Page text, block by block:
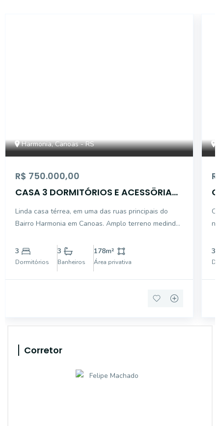
Harmonia, Canoas - RS
R$ 750.000,00
CASA 3 DORMITÓRIOS E ACESSÖRIA
Linda casa térrea, em uma das ruas principais do
Bairro Harmonia em Canoas. Amplo terreno medindo
comercial. Casa e edicula perfazem uma área total
3
Dormitórios
3
Banheiros
178m²
Área privativa
no
3
Corretor